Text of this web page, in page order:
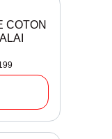
COTON